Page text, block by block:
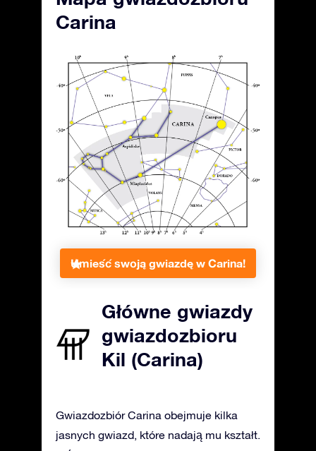
Carina
Umieść swoją gwiazdę w Carina!
Główne gwiazdy
gwiazdozbioru
Kil (Carina)
Gwiazdozbiór Carina obejmuje kilka
jasnych gwiazd, które nadają mu kształt.